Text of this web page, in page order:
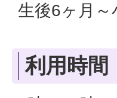
生後6ヶ月～
利用時間